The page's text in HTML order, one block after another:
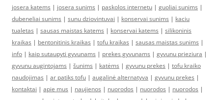
josera katems | josera sunims | paskolos internetu | guoliai sunims |
dubeneliai sunims | sunu dziovintuvai | konservai sunims | kaciu
tualetas | sausas maistas katems | konservai katems | silikoninis
kraikas | bentonitinis kraikas | tofu kraikas | sausas maistas sunims |
info | kaip sutaupyti gyvunams | prekes gyvunams | gyvunu prieziura |
gyvunu augintojams | šunims | katėms | gyvunu prekes | tofu kraiko
naudojimas | ar patiks tofu | augalinė alternatyva | gyvunu prekes |
kontaktai | apie mus | naujienos | nuorodos | nuorodos | nuorodos |